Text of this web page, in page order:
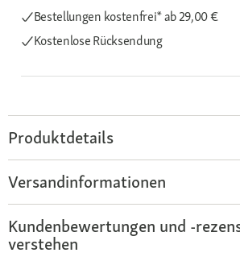
Bestellungen kostenfrei*ab 29,00 €
Kostenlose Rücksendung
Produktdetails
Versandinformationen
Kundenbewertungen und -
verstehen